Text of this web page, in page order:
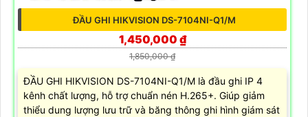
ĐẦU GHI HIKVISION DS-7104NI-Q1/M
1,450,000 ₫
1,850,000 ₫
ĐẦU GHI HIKVISION DS-7104NI-Q1/M là đầu ghi IP 4
kênh chất lượng, hỗ trợ chuẩn nén H.265+. Giúp giảm
thiểu dung lượng lưu trữ và băng thông ghi hình giám sát